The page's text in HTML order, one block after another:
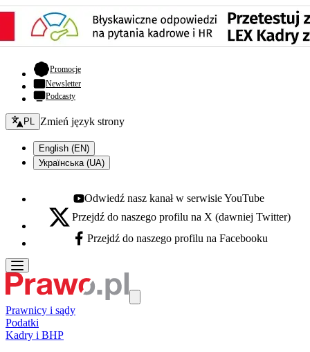
Promocje- otwiera się w nowej karcie
Newsletter
Podcasty
Zmień język - bieżący:
PL Zmień język strony
English (EN)
Українська (UA)
Youtube - otwiera się w nowej karcie
Odwiedź nasz kanał w serwisie YouTube
X - otwiera się w nowej karcie
Przejdź do naszego profilu na X (dawniej Twitter)
Facebook - otwiera się w nowej karcie
Przejdź do naszego profilu na Facebooku
Prawnicy i sądy
Podatki
Kadry i BHP